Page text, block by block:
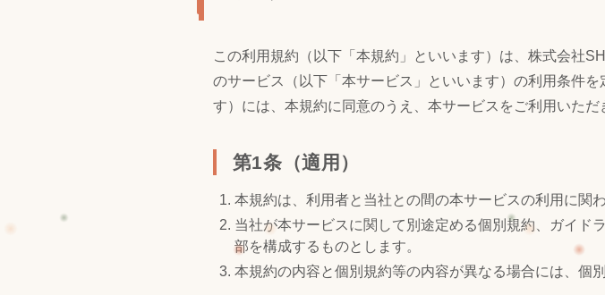
この利用規約（以下「本規約」といいます）は、株式会社
のサービス（以下「本サービス」といいます）の利用条件
す）には、本規約に同意のうえ、本サービスをご利用いただ
第1条（適用）
本規約は、利用者と当社との間の本サービスの利用に関
当社が本サービスに関して別途定める個別規約、ガイド
部を構成するものとします。
本規約の内容と個別規約等の内容が異なる場合には、個